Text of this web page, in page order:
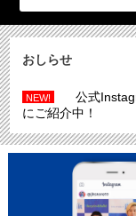
おしらせ
NEW!
公式
にご紹介中！